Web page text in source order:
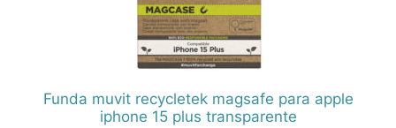
Funda muvit recycletek magsafe para apple
iphone 15 plus transparente